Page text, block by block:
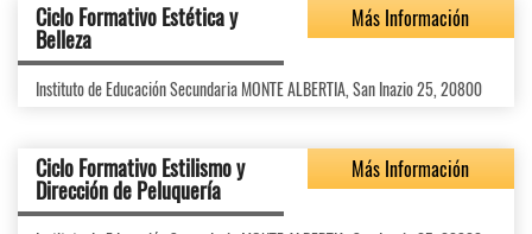
Ciclo Formativo Estética y
Belleza
Más Información
Instituto de Educación Secundaria MONTE ALBERTIA, San Inazio 25, 20800
Ciclo Formativo Estilismo y
Dirección de Peluquería
Más Información